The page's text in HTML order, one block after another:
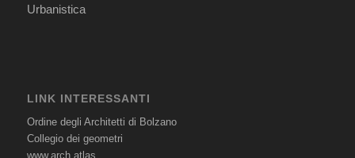
Urbanistica
LINK INTERESSANTI
Ordine degli Architetti di Bolzano
Collegio dei geometri
www.arch.atlas